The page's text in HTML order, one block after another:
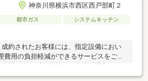
神奈川県横浜市西区西戸部町２
都市ガス
システムキッチン
約されたお客様には、指定設備におい
費用の負担軽減ができるサービスをご用
制限・保証限度額の設定あり◆設備ト